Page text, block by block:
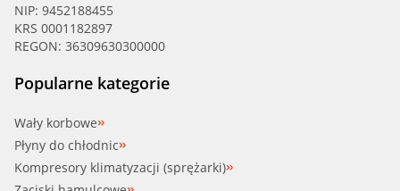
NIP: 9452188455
KRS 0001182897
REGON: 36309630300000
Popularne kategorie
Wały korbowe
Płyny do chłodnic
Kompresory klimatyzacji (sprężarki)